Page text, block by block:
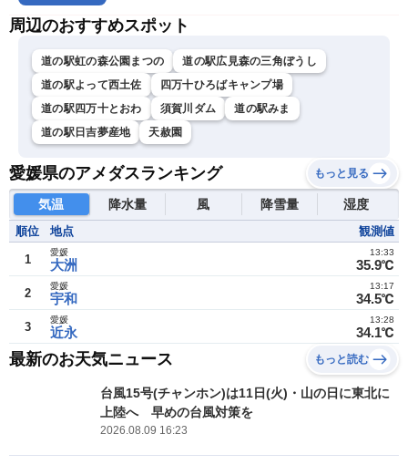
周辺のおすすめスポット
道の駅虹の森公園まつの
道の駅広見森の三角ぼうし
道の駅よって西土佐
四万十ひろばキャンプ場
道の駅四万十とおわ
須賀川ダム
道の駅みま
道の駅日吉夢産地
天赦園
愛媛県のアメダスランキング もっと見る
気温 降水量 風 降雪量 湿度
順位 地点 観測値
1 大洲
愛媛
35.9℃
13:33
2 宇和
愛媛
34.5℃
13:17
3 近永
愛媛
34.1℃
13:28
最新のお天気ニュース もっと読む
台風15号(チャンホン)は11日(火)・山の日に東北に
上陸へ 早めの台風対策を
2026.08.09 16:23